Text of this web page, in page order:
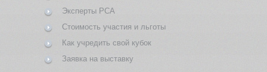
Эксперты PCA
Стоимость участия и льготы
Как учредить свой кубок
Заявка на выставку